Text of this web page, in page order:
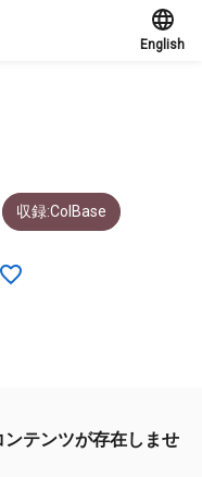
English
収録:ColBase
テンツが存在しませ